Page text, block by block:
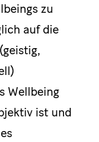
zu
auf die
Wellbeing
ist und